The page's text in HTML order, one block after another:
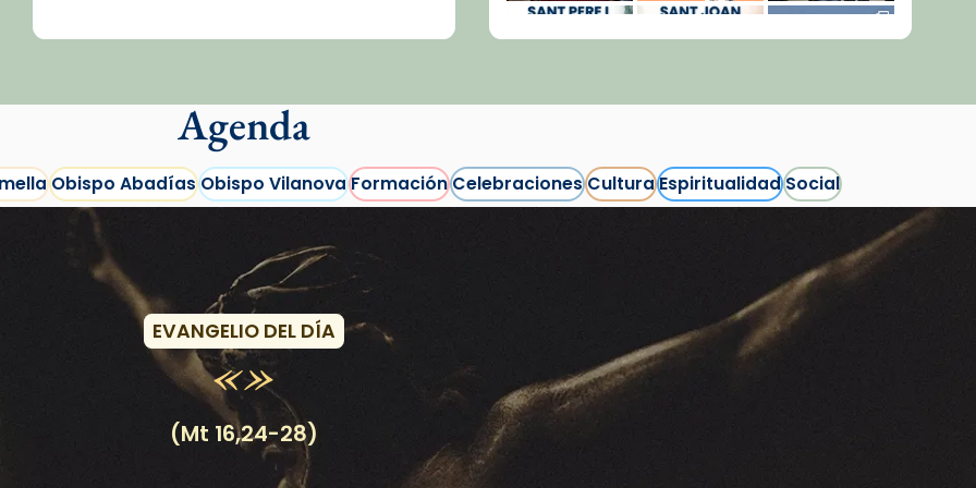
Síguenos en Instagram
Agenda
Obispo AbadíasObispo VilanovaFormaciónCelebracionesCulturaEspiritualidadSocial
Eventos
EVANGELIO DEL DÍA
(Mt 16,24-28)